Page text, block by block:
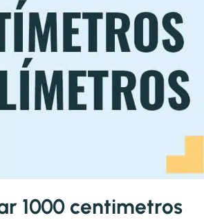
1000 centimetros